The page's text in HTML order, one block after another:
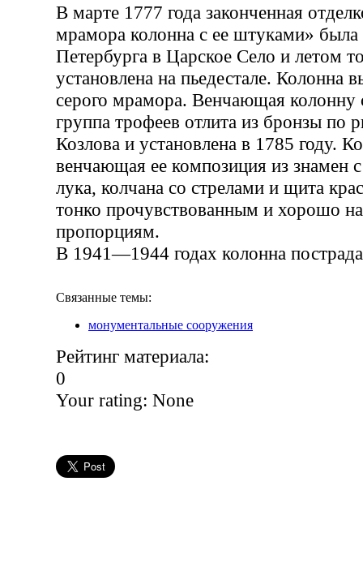
В марте 1777 года законченная
мрамора колонна с ее штуками» была
Петербурга в Царское Село и летом
установлена на пьедестале. Колонна
серого мрамора. Венчающая колонну
группа трофеев отлита из бронзы по
Козлова и установлена в 1785 году.
венчающая ее композиция из знамен
лука, колчана со стрелами и щита
тонко прочувствованным и хорошо
пропорциям.
В 1941—1944 годах колонна
Связанные темы:
монументальные сооружения
Рейтинг материала:
0
Your rating: None